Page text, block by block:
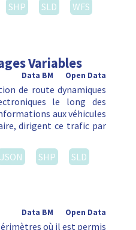
SHP SLD
WFS
Variables
Open Data
Data BM
de route dynamiques
le long des
aux véhicules
dirigent ce trafic par
JSON SHP
SLD
Open Data
Data BM
où il est permis